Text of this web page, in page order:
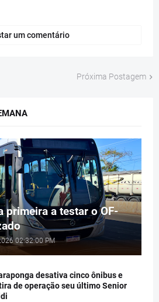
um comentário
Próxima Postagem
primeira a testar o OF-
02:32:00 PM
desativa cinco ônibus e
de operação seu último Senior